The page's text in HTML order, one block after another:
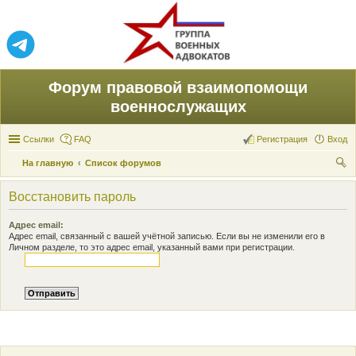
Форум правовой взаимопомощи
военнослужащих
Ссылки FAQ Вход
Регистрация
На главную
Список форумов
ои
Восстановить пароль
Адрес email:
Адрес email, связанный с вашей учётной записью. Если вы не изменили его в
Личном разделе, то это адрес email, указанный вами при регистрации.